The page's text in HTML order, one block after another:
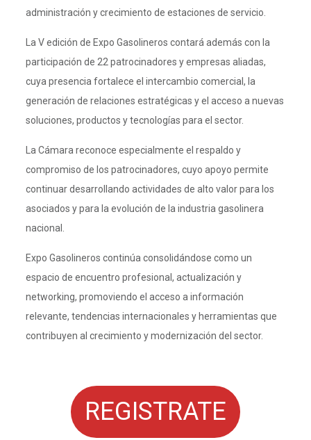
administración y crecimiento de estaciones de servicio.
La V edición de Expo Gasolineros contará además con la
participación de 22 patrocinadores y empresas aliadas,
cuya presencia fortalece el intercambio comercial, la
generación de relaciones estratégicas y el acceso a nuevas
soluciones, productos y tecnologías para el sector.
La Cámara reconoce especialmente el respaldo y
compromiso de los patrocinadores, cuyo apoyo permite
continuar desarrollando actividades de alto valor para los
asociados y para la evolución de la industria gasolinera
nacional.
Expo Gasolineros continúa consolidándose como un
espacio de encuentro profesional, actualización y
networking, promoviendo el acceso a información
relevante, tendencias internacionales y herramientas que
contribuyen al crecimiento y modernización del sector.
REGISTRATE